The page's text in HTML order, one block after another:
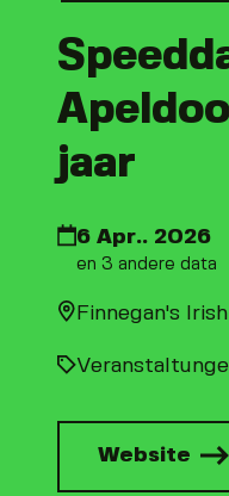
jaar
6 Apr.. 2026
en 3 andere data
Finnegan's
Website